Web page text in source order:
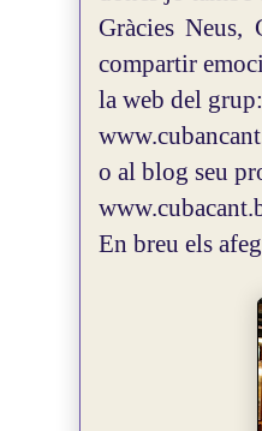
Gràcies
compartir
la web del grup:
o al blog seu
En breu els